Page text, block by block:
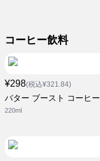
コーヒー飲料
¥298(税込¥321.84)
バター ブースト コーヒー
220ml